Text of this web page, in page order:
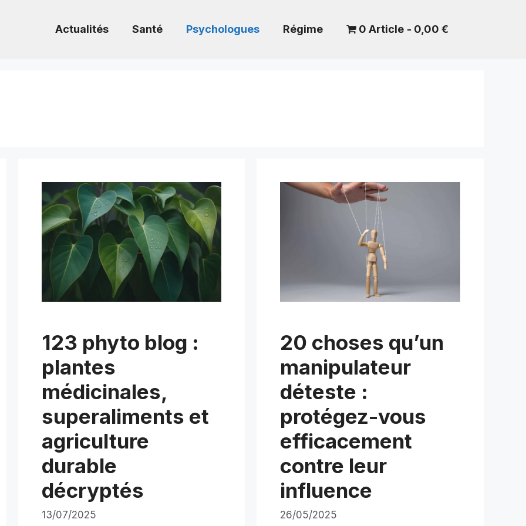
Actualités Santé Psychologues Régime 0 Article 0,00 €
123 phyto blog :
plantes
médicinales,
superaliments et
agriculture
durable
décryptés
13/07/2025
20 choses qu’un
manipulateur
déteste :
protégez-vous
efficacement
contre leur
influence
26/05/2025